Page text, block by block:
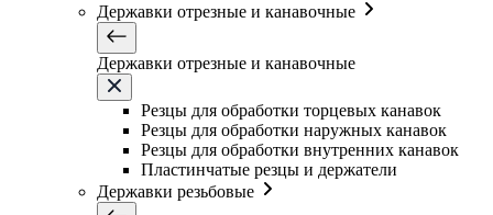
Державки отрезные и канавочные
Державки отрезные и канавочные
Резцы для обработки торцевых канавок
Резцы для обработки наружных канавок
Резцы для обработки внутренних канавок
Пластинчатые резцы и держатели
Державки резьбовые